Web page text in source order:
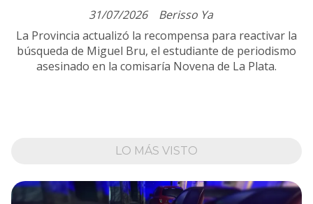
Berisso Ya
31/07/2026
La Provincia actualizó la recompensa para reactivar la
búsqueda de Miguel Bru, el estudiante de periodismo
asesinado en la comisaría Novena de La Plata.
LO MÁS VISTO